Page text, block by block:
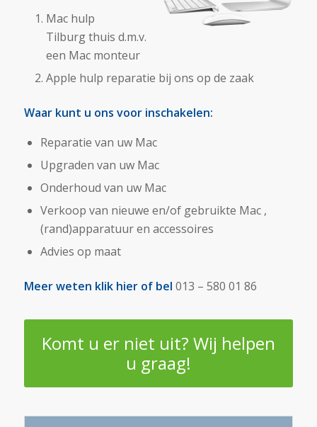
Mac hulp
Tilburg thuis d.m.v.
een Mac monteur
Apple hulp reparatie bij ons op de zaak
Waar kunt u ons voor inschakelen:
Reparatie van uw Mac
Upgraden van uw Mac
Onderhoud van uw Mac
Verkoop van nieuwe en/of gebruikte Mac ,
(rand)apparatuur en accessoires
Advies op maat
Meer weten klik hierof bel 013 – 580 01 86
Komt u er niet uit? Wij helpen
u graag!